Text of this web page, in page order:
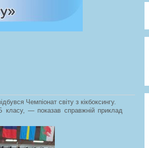
Чемпіонат світу з кікбоксингу.
класу, — показав справжній приклад